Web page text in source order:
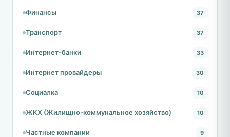
Финансы 37
Транспорт 37
Интернет-банки 33
Интернет провайдеры 30
Социалка 10
ЖКХ (Жилищно-коммунальное хозяйство) 10
Частные компании 9